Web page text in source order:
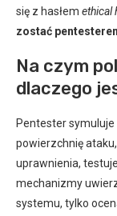
się z hasłem ethical
zostać
Na czym
dlaczego
Pentester
powierzchnię
uprawnienia,
mechanizmy
systemu, tylko